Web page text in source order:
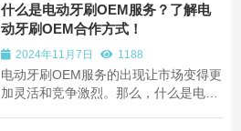
大产能，更构建了从产品设计、模具开
发到注塑...
什么是电动牙刷OEM服务？了解电
动牙刷OEM合作方式！
2024年11月7日 1188
电动牙刷OEM服务的出现让市场变得更
加灵活和竞争激烈。那么，什么是电动